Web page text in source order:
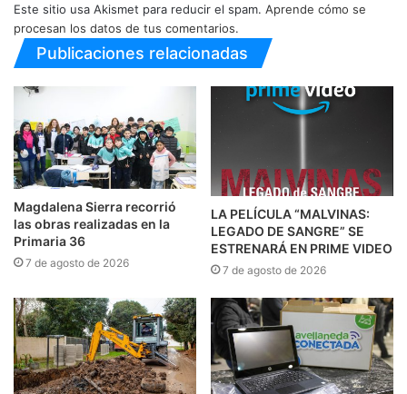
Este sitio usa Akismet para reducir el spam. Aprende cómo se
procesan los datos de tus comentarios.
Publicaciones relacionadas
Magdalena Sierra recorrió
las obras realizadas en la
Primaria 36
7 de agosto de 2026
LA PELÍCULA “MALVINAS:
LEGADO DE SANGRE” SE
ESTRENARÁ EN PRIME VIDEO
7 de agosto de 2026